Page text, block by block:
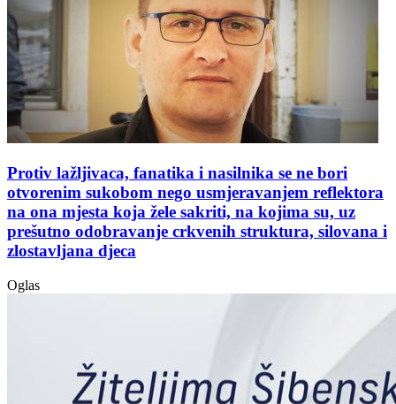
Protiv lažljivaca, fanatika i nasilnika se ne bori
otvorenim sukobom nego usmjeravanjem reflektora
na ona mjesta koja žele sakriti, na kojima su, uz
prešutno odobravanje crkvenih struktura, silovana i
zlostavljana djeca
Oglas